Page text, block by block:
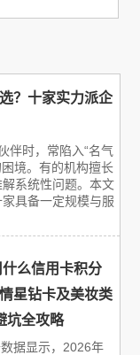
？十家实力派企
伴时，常陷入“名气
境。有的机构擅长
系统性问题。本文
具备一定规模与服
么信用卡积分
星钻卡及美妆类
坑全攻略
据显示，2026年